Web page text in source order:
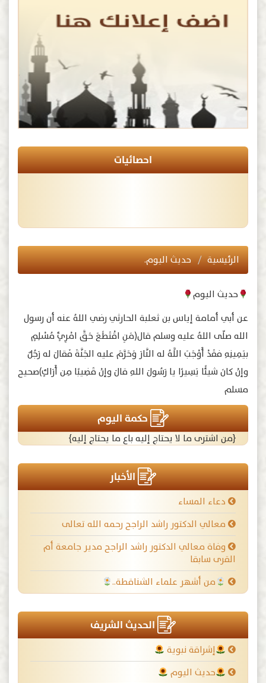
احصائيات
الرئيسية حديث اليوم.
حديث اليوم
عن أبي أمامة إياس بن ثعلبة الحارثي رضي اللهُ عنه أن رسول
الله صلّى اللهُ عليه وسلم قال(مَنِ اقْتَطَعَ حَقَّ امْرِئٍ مُسْلِمٍ
بيَمِينِهِ فقَدْ أَوْجَبَ اللَّهُ له النَّارَ وَحَرَّمَ عليه الجَنَّةَ فَقالَ له رَجُلٌ
وإنْ كانَ شيئًا يَسِيرًا يا رَسُولَ اللهِ قالَ وإنْ قَضِيبًا مِن أَرَاكٍ)صحيح
مسلم
حكمة اليوم
{من اشترى ما لا يحتاج إليه باع ما يحتاج إليه}
الأخبار
دعاء المساء
معالي الدكتور راشد الراجح رحمه الله تعالى
وفاة معالي الدكتور راشد الراجح مدير جامعة أم
القرى سابقا
من أشهر علماء الشناقطة..
الحديث الشريف
إشراقة نبوية
حديث اليوم